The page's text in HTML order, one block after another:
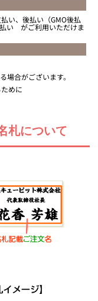
い、後払い（GMO後払
い がご利用いただけま
場合がございます。
めに
札について